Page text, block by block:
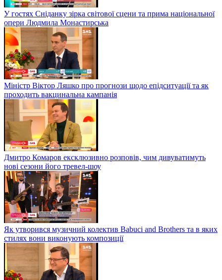
У гостях Сніданку зірка світової сцени та прима національної
опери Людмила Монастирська
Міністр Віктор Ляшко про прогнози щодо епідситуації та як
проходить вакцинальна кампанія
Дмитро Комаров ексклюзивно розповів, чим дивуватимуть
нові сезони його тревел-шоу
Як утворився музичний колектив Babuci and Brothers та в яких
стилях вони виконують композиції